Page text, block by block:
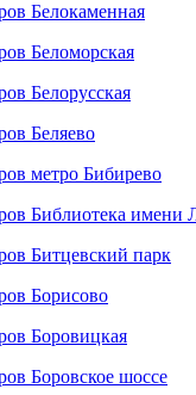
Белокаменная
Беломорская
Белорусская
Беляево
метро Бибирево
Библиотека имени
Битцевский парк
Борисово
Боровицкая
Боровское шоссе